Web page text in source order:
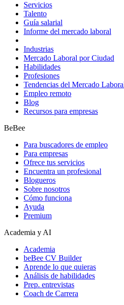
Servicios
Talento
Guía salarial
Informe del mercado laboral
Industrias
Mercado Laboral por Ciudad
Habilidades
Profesiones
Tendencias del Mercado
Empleo remoto
Blog
Recursos para empresas
BeBee
Para buscadores de empleo
Para empresas
Ofrece tus servicios
Encuentra un profesional
Blogueros
Sobre nosotros
Cómo funciona
Ayuda
Premium
Academia y AI
Academia
beBee CV Builder
Aprende lo que quieras
Análisis de habilidades
Prep. entrevistas
Coach de Carrera